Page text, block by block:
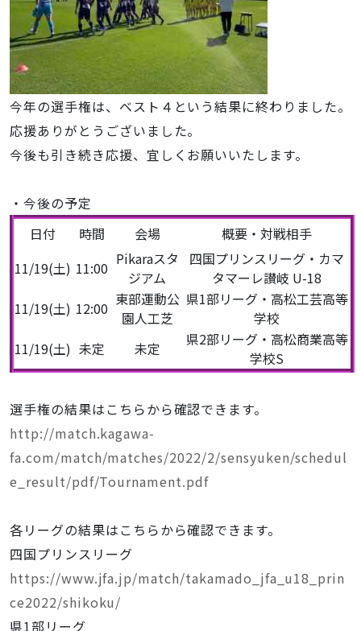
今年の選手権は、ベスト４という結果に終わりました。
応援ありがとうございました。
今後も引き続き応援、宜しくお願いいたします。
・今後の予定
日付
時間 会場
概要・対戦相手
11/19(土) 11:00 Pikaraスタ
ジアム
四国プリンスリーグ・カマ
タマーレ讃岐 U-18
11/19(土) 12:00 東部運動公
園人工芝
県1部リーグ・高松工芸高等
学校
11/19(土) 未定 未定
県2部リーグ・高松商業高等
学校S
選手権の結果はこちらから確認できます。
http://match.kagawa-
fa.com/match/matches/2022/2/sensyuken/schedul
e_result/pdf/Tournament.pdf
各リーグの結果はこちらから確認できます。
四国プリンスリーグ
https://www.jfa.jp/match/takamado_jfa_u18_prin
ce2022/shikoku/
県1部リーグ